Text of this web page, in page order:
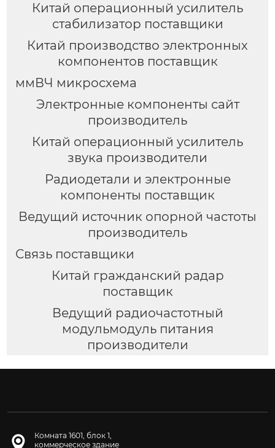
Китай операционный усилитель
стабилизатор поставщики
Китай производство электронных
компонентов поставщик
ммВЧ микросхема
Электронные компоненты сайт
производитель
Китай операционный усилитель
звука производители
Радиодетали и электронные
компоненты поставщик
Ведущий источник опорной частоты
производитель
Связь поставщики
Китай гражданский радар
поставщик
Ведущий радиочастотный
модульмодуль питания
производители
Комната 1601, блок 1,
коммерческое здание